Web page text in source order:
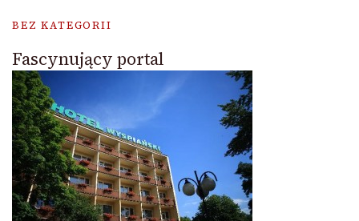
BEZ KATEGORII
Fascynujący portal